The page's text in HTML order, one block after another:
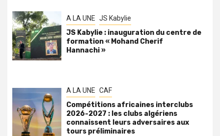
A LA UNE JS Kabylie
JS Kabylie : inauguration du centre de
formation « Mohand Cherif
Hannachi »
A LA UNE CAF
Compétitions africaines interclubs
2026-2027 : les clubs algériens
connaissent leurs adversaires aux
tours préliminaires